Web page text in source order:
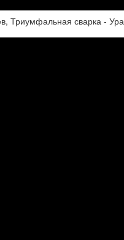
Триумфальная сварка -